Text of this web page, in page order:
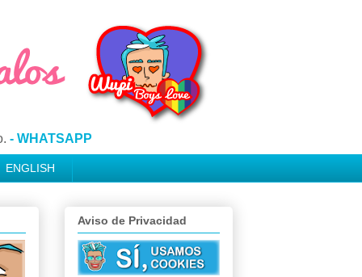
- WHATSAPP
ENGLISH
Aviso de Privacidad